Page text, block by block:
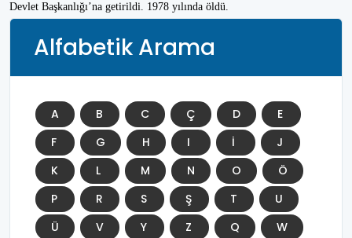
Devlet Başkanlığı’na getirildi. 1978 yılında öldü.
Alfabetik Arama
A B C Ç D
E
F
G H I İ
J
K
L M N O
Ö
P
R S Ş T
U
Ü
V Y Z Q
W